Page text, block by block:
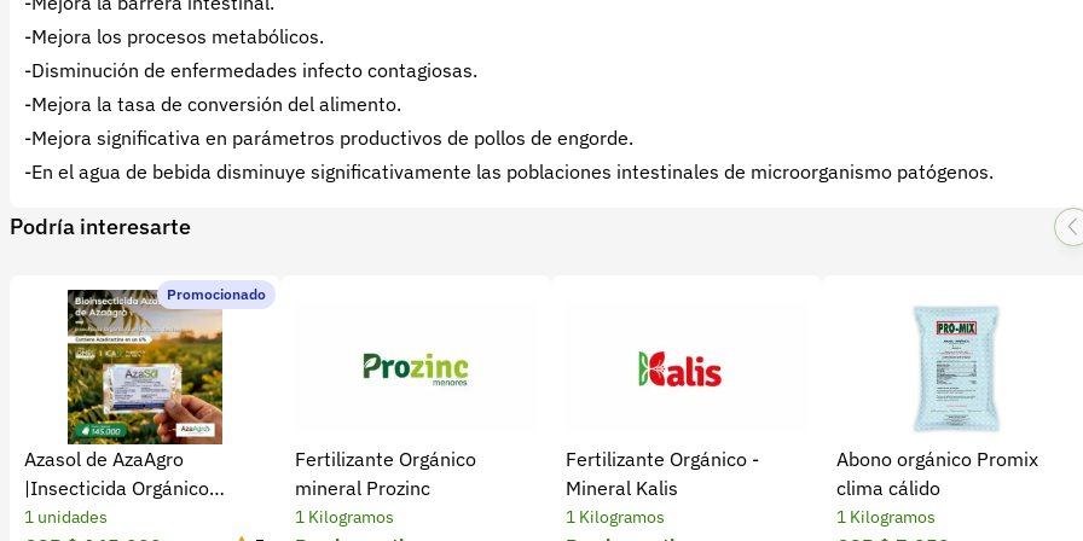
-Mejora los procesos metabólicos.
-Disminución de enfermedades infecto contagiosas.
-Mejora la tasa de conversión del alimento.
-Mejora significativa en parámetros productivos de pollos de engorde.
-En el agua de bebida disminuye significativamente las poblaciones intestinales de microorganismo patógenos.
Podría interesarte
Promocionado
Azasol de AzaAgro
|Insecticida Orgánico
Extracto de Neem
1 unidades
Fertilizante Orgánico
mineral Prozinc
1 Kilogramos
Fertilizante Orgánico -
Mineral Kalis
1 Kilogramos
Abono orgánico Promix
clima cálido
1 Kilogramos